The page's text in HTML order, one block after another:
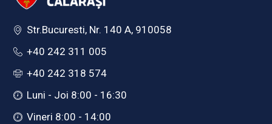
Str.Bucuresti, Nr. 140 A, 910058
+40 242 311 005
+40 242 318 574
Luni - Joi 8:00 - 16:30
Vineri 8:00 - 14:00